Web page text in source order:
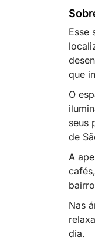
Esse
que
O
seus
de
A
Nas
dia.